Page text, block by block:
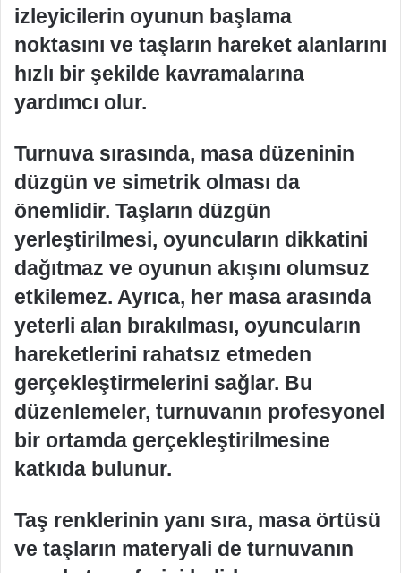
izleyicilerin oyunun başlama
noktasını ve taşların hareket alanlarını
hızlı bir şekilde kavramalarına
yardımcı olur.
Turnuva sırasında, masa düzeninin
düzgün ve simetrik olması da
önemlidir. Taşların düzgün
yerleştirilmesi, oyuncuların dikkatini
dağıtmaz ve oyunun akışını olumsuz
etkilemez. Ayrıca, her masa arasında
yeterli alan bırakılması, oyuncuların
hareketlerini rahatsız etmeden
gerçekleştirmelerini sağlar. Bu
düzenlemeler, turnuvanın profesyonel
bir ortamda gerçekleştirilmesine
katkıda bulunur.
Taş renklerinin yanı sıra, masa örtüsü
ve taşların materyali de turnuvanın